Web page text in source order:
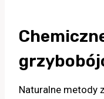
Naturalne metody